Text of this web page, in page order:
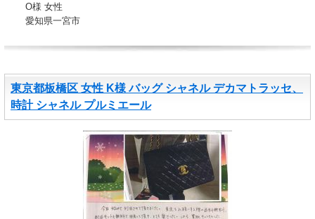
O様 女性
愛知県一宮市
東京都板橋区 女性 K様 バッグ シャネル デカマトラッセ、
時計 シャネル プルミエール